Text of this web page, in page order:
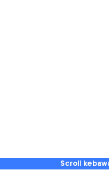
Scroll